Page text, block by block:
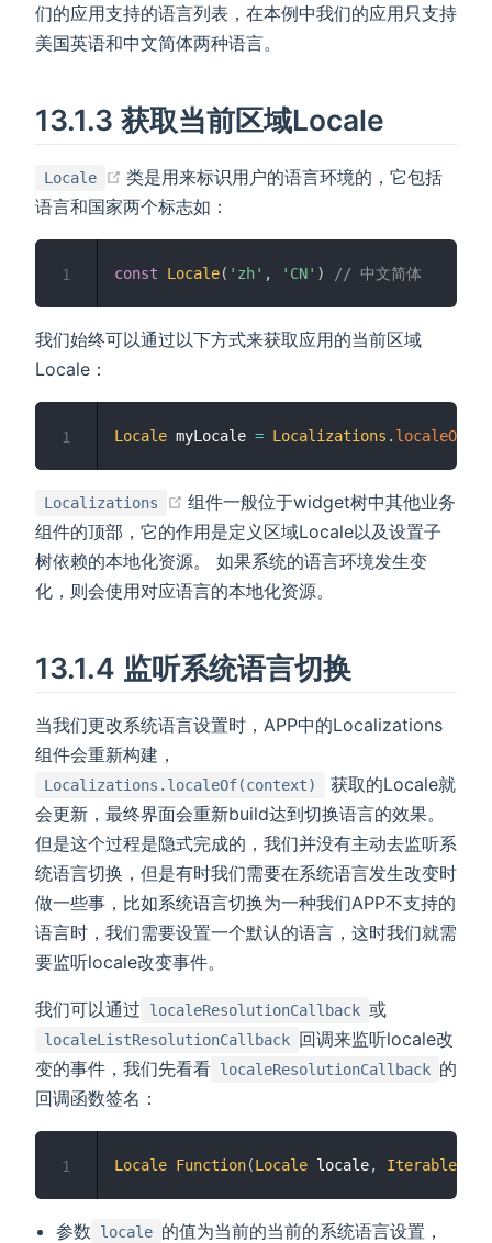
们的应用支持的语言列表，在本例中我们的应用只支持
美国英语和中文简体两种语言。
13.1.3 获取当前区域Locale
Locale (opens new window)
类是用来标识用户的语言环境的，它包括
语言和国家两个标志如：
const Locale( 'zh' , 'CN' ) // 中文简体
1
我们始终可以通过以下方式来获取应用的当前区域
Locale：
Locale myLocale = Localizations . localeOf
1
Localizations (opens new window)
组件一般位于widget树中其他业务
组件的顶部，它的作用是定义区域Locale以及设置子
树依赖的本地化资源。 如果系统的语言环境发生变
化，则会使用对应语言的本地化资源。
13.1.4 监听系统语言切换
当我们更改系统语言设置时，APP中的Localizations
组件会重新构建，
Localizations.localeOf(context)
获取的Locale就
会更新，最终界面会重新build达到切换语言的效果。
但是这个过程是隐式完成的，我们并没有主动去监听系
统语言切换，但是有时我们需要在系统语言发生改变时
做一些事，比如系统语言切换为一种我们APP不支持的
语言时，我们需要设置一个默认的语言，这时我们就需
要监听locale改变事件。
我们可以通过 localeResolutionCallback 或
localeListResolutionCallback 回调来监听locale改
变的事件，我们先看看 localeResolutionCallback 的
回调函数签名：
Locale Function(Locale locale, Iterable
1
参数 locale 的值为当前的当前的系统语言设置，